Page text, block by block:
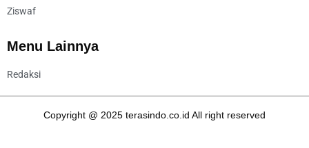
Ziswaf
Menu Lainnya
Redaksi
Copyright @ 2025 terasindo.co.id All right reserved